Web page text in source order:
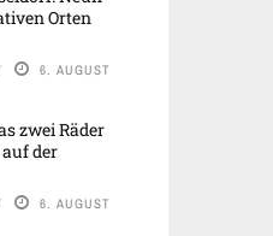
Orten
6. AUGUST
zwei Räder
der
6. AUGUST